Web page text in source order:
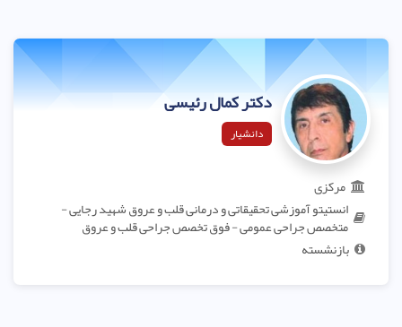
دکتر کمال رئیسی
دانشیار
مرکزی
انستیتو آموزشی تحقیقاتی و درمانی قلب و عروق شهید رجایی -
متخصص جراحی عمومی - فوق تخصص جراحی قلب و عروق
بازنشسته